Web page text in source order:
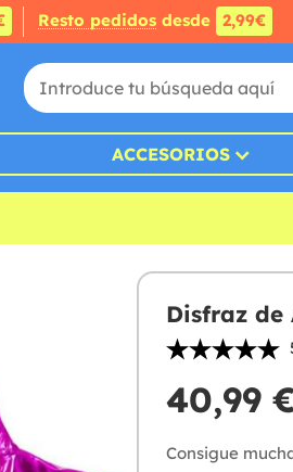
Resto pedidosdesde 2,99€
ACCESORIOS
Disfraz de
40,99
Consigue